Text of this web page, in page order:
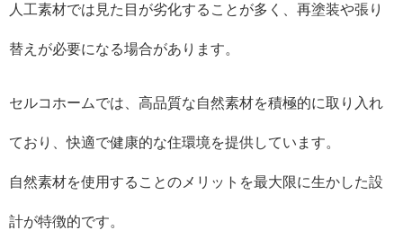
人工素材では見た目が劣化することが多く、再塗装や張り
替えが必要になる場合があります。
セルコホームでは、高品質な自然素材を積極的に取り入れ
ており、快適で健康的な住環境を提供しています。
自然素材を使用することのメリットを最大限に生かした設
計が特徴的です。